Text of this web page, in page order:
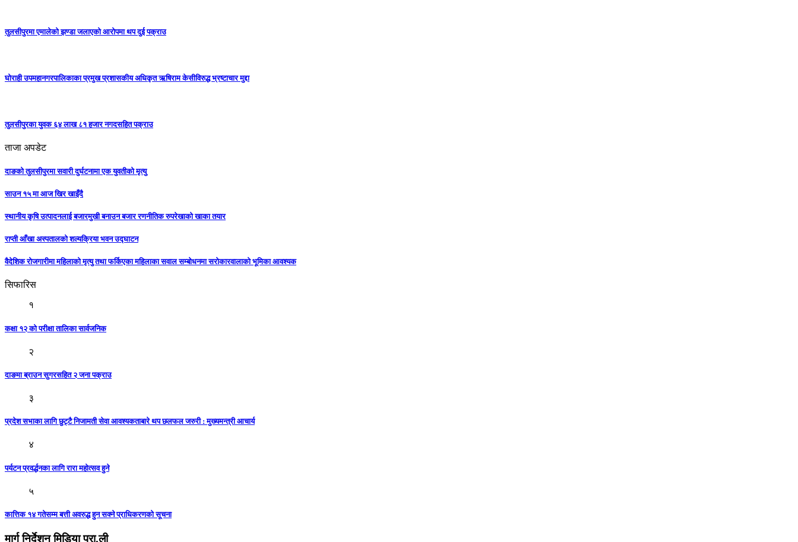
तुलसीपुरमा एमालेको झण्डा जलाएको आरोपमा थप दुई पक्राउ
घोराही उपमहानगरपालिकाका प्रमुख प्रशासकीय अधिकृत ऋषिराम केसीविरुद्ध भ्रष्टाचार मुद्दा
तुलसीपुरका युवक ६४ लाख ८१ हजार नगदसहित पक्राउ
ताजा अपडेट
दाङको तुलसीपुरमा सवारी दुर्घटनामा एक युवतीको मृत्यु
साउन १५ मा आज खिर खाइँदै
स्थानीय कृषि उत्पादनलाई बजारमुखी बनाउन बजार रणनीतिक रुपरेखाको खाका तयार
राप्ती आँखा अस्पतालको शल्यक्रिया भवन उद्घाटन
वैदेशिक रोजगारीमा महिलाको मृत्यु तथा फर्किएका महिलाका सवाल सम्बोधनमा सरोकारवालाको भूमिका आवश्यक
सिफारिस
१
कक्षा १२ को परीक्षा तालिका सार्वजनिक
२
दाङमा ब्राउन सुगरसहित २ जना पक्राउ
३
प्रदेश सभाका लागि छुट्टै निजामती सेवा आवश्यकताबारे थप छलफल जरुरी : मुख्यमन्त्री आचार्य
४
पर्यटन प्रवर्द्धनका लागि रारा महोत्सव हुने
५
कात्तिक १४ गतेसम्म बत्ती अवरुद्ध हुन सक्ने प्राधिकरणको सूचना
मार्ग निर्देशन मिडिया प्रा.ली